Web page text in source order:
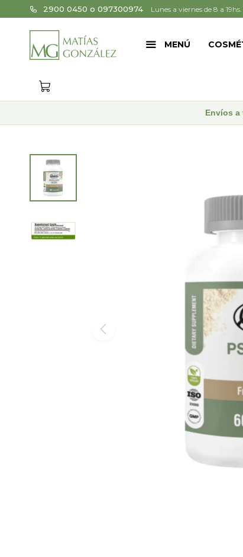
MENÚ
2900 0450 o 097300974 Lunes a viernes de 8 a
Envíos a